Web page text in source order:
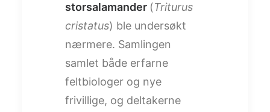
storsalamander (Triturus
cristatus) ble undersøkt
nærmere. Samlingen
samlet både erfarne
feltbiologer og nye
frivillige, og deltakerne